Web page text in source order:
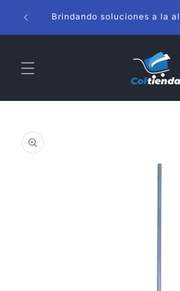
directamenteBrindando soluciones a la
a la
información